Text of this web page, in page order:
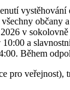
občany
v
a
Během
pro veřejnost),